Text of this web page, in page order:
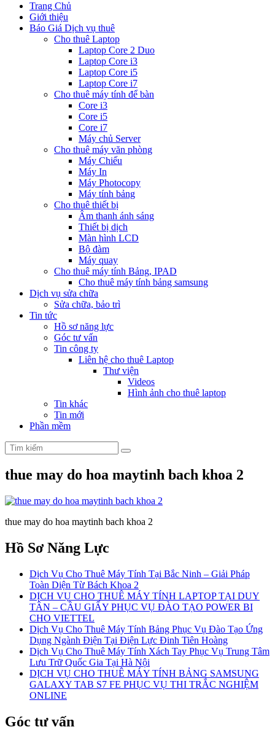
Trang Chủ
Giới thiệu
Báo Giá Dịch vụ thuê
Cho thuê Laptop
Laptop Core 2 Duo
Laptop Core i3
Laptop Core i5
Laptop Core i7
Cho thuê máy tính để bàn
Core i3
Core i5
Core i7
Máy chủ Server
Cho thuê máy văn phòng
Máy Chiếu
Máy In
Máy Photocopy
Máy tính bảng
Cho thuê thiết bị
Âm thanh ánh sáng
Thiết bị dịch
Màn hình LCD
Bộ đàm
Máy quay
Cho thuê máy tính Bảng, IPAD
Cho thuê máy tính bảng samsung
Dịch vụ sửa chữa
Sửa chữa, bảo trì
Tin tức
Hồ sơ năng lực
Góc tư vấn
Tin công ty
Liên hệ cho thuê Laptop
Thư viện
Videos
Hình ảnh cho thuê laptop
Tin khác
Tin mới
Phần mềm
thue may do hoa maytinh bach khoa 2
thue may do hoa maytinh bach khoa 2
Hồ Sơ Năng Lực
Dịch Vụ Cho Thuê Máy Tính Tại Bắc Ninh – Giải Pháp
Toàn Diện Từ Bách Khoa 2
DỊCH VỤ CHO THUÊ MÁY TÍNH LAPTOP TẠI DUY
TÂN – CẦU GIẤY PHỤC VỤ ĐÀO TẠO POWER BI
CHO VIETTEL
Dịch Vụ Cho Thuê Máy Tính Bảng Phục Vụ Đào Tạo Ứng
Dụng Ngành Điện Tại Điện Lực Đinh Tiên Hoàng
Dịch Vụ Cho Thuê Máy Tính Xách Tay Phục Vụ Trung Tâm
Lưu Trữ Quốc Gia Tại Hà Nội
DỊCH VỤ CHO THUÊ MÁY TÍNH BẢNG SAMSUNG
GALAXY TAB S7 FE PHỤC VỤ THI TRẮC NGHIỆM
ONLINE
Góc tư vấn